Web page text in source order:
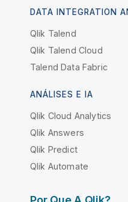
DATA INTEGRATION
Qlik Talend
Qlik Talend Cloud
Talend Data Fabric
ANÁLISES E IA
Qlik Cloud Analytics
Qlik Answers
Qlik Predict
Qlik Automate